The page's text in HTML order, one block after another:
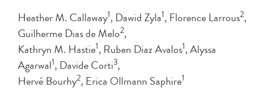
Heather M. Callaway1, Dawid Zyla1, Florence Larrous2,
Guilherme Dias de Melo2,
Kathryn M. Hastie1, Ruben Diaz Avalos1, Alyssa
Agarwal1, Davide Corti3,
Hervé Bourhy2, Erica Ollmann Saphire1